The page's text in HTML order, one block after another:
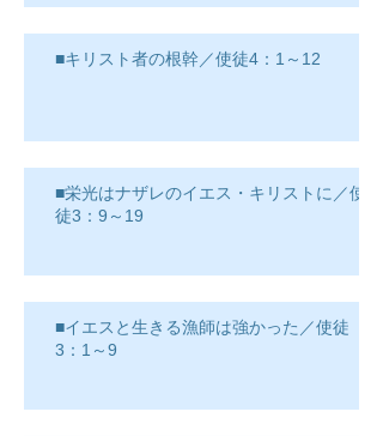
■キリスト者の根幹／使徒4：1～12
■栄光はナザレのイエス・キリストに／使
徒3：9～19
■イエスと生きる漁師は強かった／使徒
3：1～9